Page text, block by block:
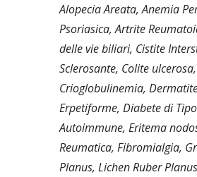
Alopecia Areata, Anemia
Psoriasica, Artrite
delle vie biliari, Cistite
Sclerosante, Colite
Crioglobulinemia,
Erpetiforme, Diabete di
Autoimmune, Eritema
Reumatica, Fibromialgia,
Planus, Lichen Ruber